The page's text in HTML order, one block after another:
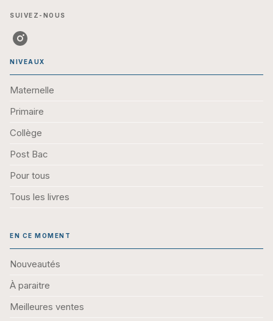
SUIVEZ-NOUS
NIVEAUX
Maternelle
Primaire
Collège
Post Bac
Pour tous
Tous les livres
EN CE MOMENT
Nouveautés
À paraitre
Meilleures ventes